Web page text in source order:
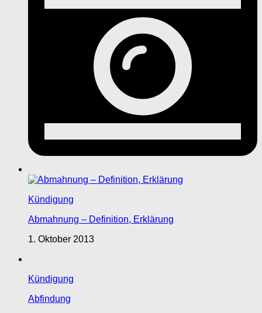
Kündigung
Abmahnung – Definition, Erklärung
1. Oktober 2013
Kündigung
Abfindung